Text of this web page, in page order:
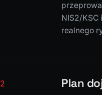
NIS2/KSC
realnego
2 Plan